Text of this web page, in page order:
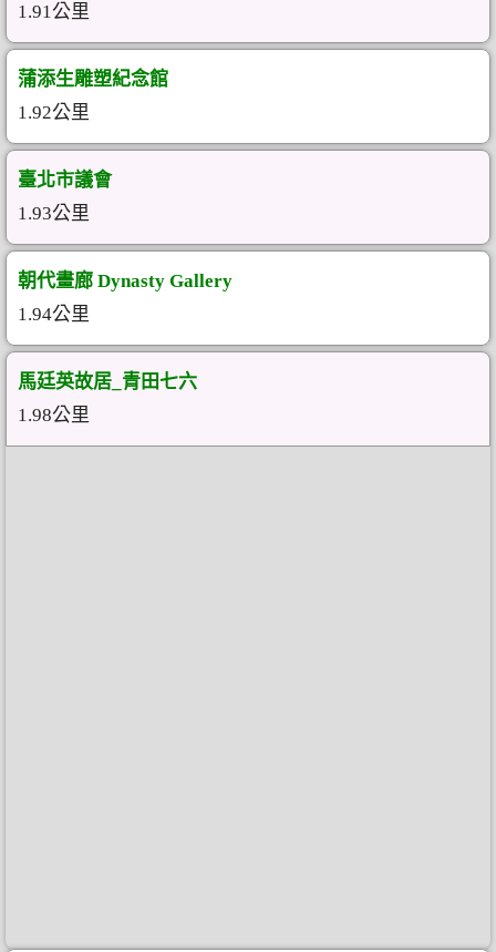
1.91公里
蒲添生雕塑紀念館
1.92公里
臺北市議會
1.93公里
朝代畫廊 Dynasty Gallery
1.94公里
馬廷英故居_青田七六
1.98公里